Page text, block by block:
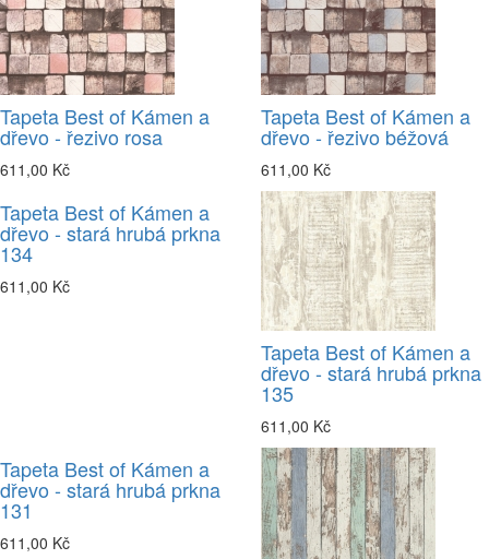
Tapeta Best of Kámen a
dřevo - řezivo rosa
611,00 Kč
Tapeta Best of Kámen a
dřevo - řezivo béžová
611,00 Kč
Tapeta Best of Kámen a
dřevo - stará hrubá prkna
134
611,00 Kč
Tapeta Best of Kámen a
dřevo - stará hrubá prkna
135
611,00 Kč
Tapeta Best of Kámen a
dřevo - stará hrubá prkna
131
611,00 Kč